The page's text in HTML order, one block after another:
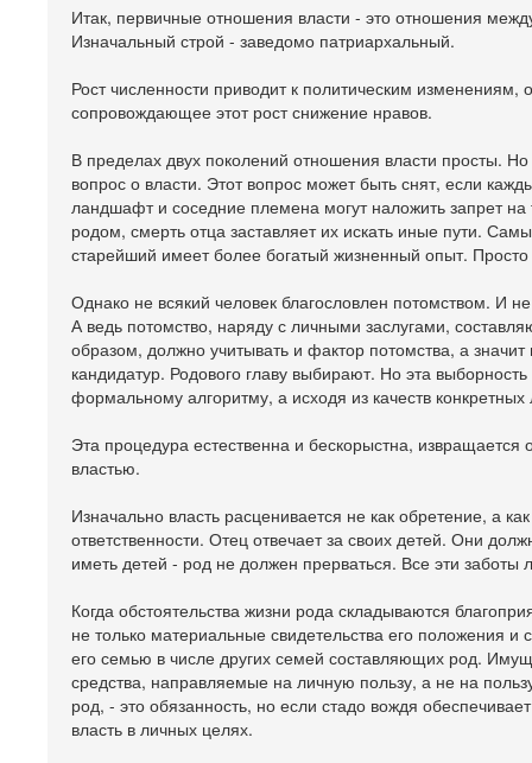
Итак, первичные отношения власти - это отношения
Изначальный строй - заведомо патриархальный.
Рост численности приводит к политическим
сопровождающее этот рост снижение нравов.
В пределах двух поколений отношения власти просты.
вопрос о власти. Этот вопрос может быть снят, если
ландшафт и соседние племена могут наложить запрет
родом, смерть отца заставляет их искать иные пути.
старейший имеет более богатый жизненный опыт.
Однако не всякий человек благословлен потомством. И
А ведь потомство, наряду с личными заслугами,
образом, должно учитывать и фактор потомства, а
кандидатур. Родового главу выбирают. Но эта
формальному алгоритму, а исходя из качеств
Эта процедура естественна и бескорыстна,
властью.
Изначально власть расценивается не как обретение, а
ответственности. Отец отвечает за своих детей. Они
иметь детей - род не должен прерваться. Все эти заботы
Когда обстоятельства жизни рода складываются
не только материальные свидетельства его положения
его семью в числе других семей составляющих род.
средства, направляемые на личную пользу, а не на
род, - это обязанность, но если стадо вождя
власть в личных целях.